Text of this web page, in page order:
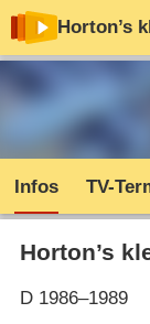
Horton’s
Infos TV-
Horton’s
D1986–1989